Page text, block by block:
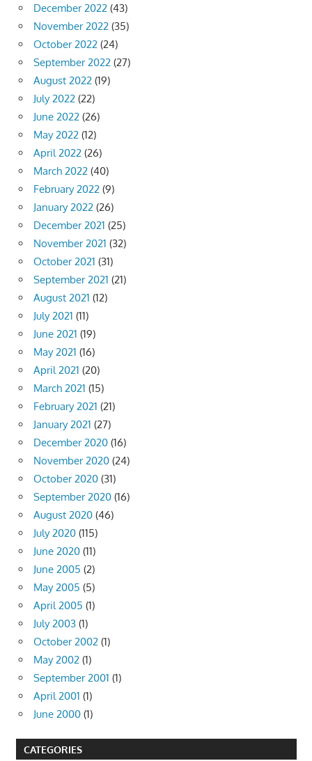
December 2022 (43)
November 2022 (35)
October 2022 (24)
September 2022 (27)
August 2022 (19)
July 2022 (22)
June 2022 (26)
May 2022 (12)
April 2022 (26)
March 2022 (40)
February 2022 (9)
January 2022 (26)
December 2021 (25)
November 2021 (32)
October 2021 (31)
September 2021 (21)
August 2021 (12)
July 2021 (11)
June 2021 (19)
May 2021 (16)
April 2021 (20)
March 2021 (15)
February 2021 (21)
January 2021 (27)
December 2020 (16)
November 2020 (24)
October 2020 (31)
September 2020 (16)
August 2020 (46)
July 2020 (115)
June 2020 (11)
June 2005 (2)
May 2005 (5)
April 2005 (1)
July 2003 (1)
October 2002 (1)
May 2002 (1)
September 2001 (1)
April 2001 (1)
June 2000 (1)
CATEGORIES